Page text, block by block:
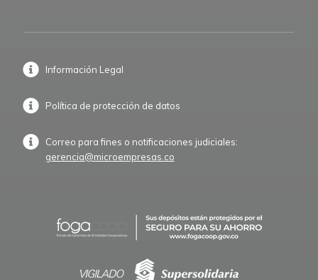
Información Legal
Política de protección de datos
Correo para fines o notificaciones judiciales:
gerencia@microempresas.co